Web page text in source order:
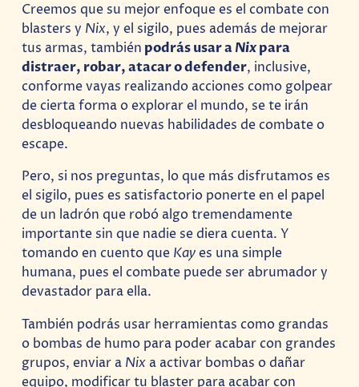
Creemos que su mejor enfoque es el combate con
blasters y Nix, y el sigilo, pues además de mejorar
tus armas, también podrás usar aNixpara
distraer, robar, atacar o defender, inclusive,
conforme vayas realizando acciones como golpear
de cierta forma o explorar el mundo, se te irán
desbloqueando nuevas habilidades de combate o
escape.
Pero, si nos preguntas, lo que más disfrutamos es
el sigilo, pues es satisfactorio ponerte en el papel
de un ladrón que robó algo tremendamente
importante sin que nadie se diera cuenta. Y
tomando en cuento que Kayes una simple
humana, pues el combate puede ser abrumador y
devastador para ella.
También podrás usar herramientas como grandas
o bombas de humo para poder acabar con grandes
grupos, enviar a Nix a activar bombas o dañar
equipo, modificar tu blaster para acabar con